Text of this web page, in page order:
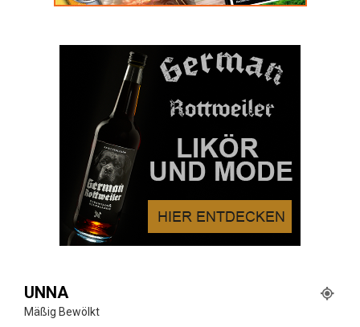
UNNA
Mäßig Bewölkt